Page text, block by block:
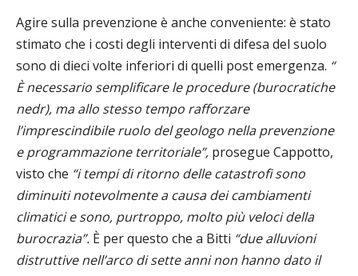
Agire sulla prevenzione è anche conveniente: è stato
stimato che i costi degli interventi di difesa del suolo
sono di dieci volte inferiori di quelli post emergenza. “
È necessario semplificare le procedure (burocratiche
nedr), ma allo stesso tempo rafforzare
l’imprescindibile ruolo del geologo nella prevenzione
e programmazione territoriale”, prosegue Cappotto,
visto che “i tempi di ritorno delle catastrofi sono
diminuiti notevolmente a causa dei cambiamenti
climatici e sono, purtroppo, molto più veloci della
burocrazia”. È per questo che a Bitti “due alluvioni
distruttive nell’arco di sette anni non hanno dato il